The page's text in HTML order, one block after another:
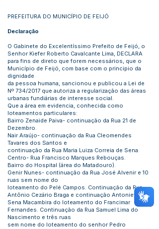
PREFEITURA DO MUNICÍPIO DE FEIJÓ
Declaração
O Gabinete do Excelentíssimo Prefeito de Feijó, o
Senhor Kiefer Roberto Cavalcante Lima, DECLARA
para fins de direto que forem necessários, que o
Município de Feijó, com base com o principio da
dignidade
da pessoa humana, sancionou e publicou a Lei de
Nº 734/2017 que autoriza a regularização das áreas
urbanas fundiárias de interesse social.
Que a área em evidencia, conhecida como
loteamentos particulares:
Bairro Zenaide Paiva- continuação da Rua 21 de
Dezembro.
Nair Araújo- continuação da Rua Cleomendes
Tavares dos Santos e
continuação da Rua Maria Luiza Correia de Sena.
Centro- Rua Francisco Marques Rebouças.
Bairro do Hospital (área do Matadouro).
Genir Nunes- continuação da Rua José Alvenir e 10
ruas sem nome do
loteamento do Pelé Campos. Continuação da Rua
Antônio Cezário Braga e continuação Antonieta
Sena Macambira do loteamento do Francimar
Fernandes. Continuação da Rua Samuel Lima do
Nascimento e três ruas
sem nome do loteamento do senhor Pedro